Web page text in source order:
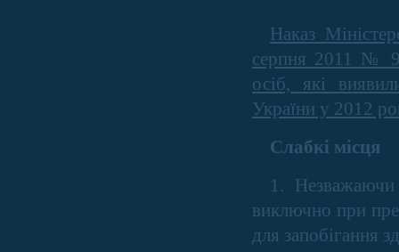
Наказ
серпня 2011 №
осіб, які
України у 2012
Слабкі місця
1. Незважаючи
виключно при
для запобігання